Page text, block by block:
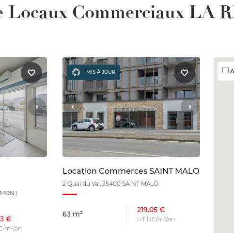
Locaux Commerciaux LA
€
m²/an
MIS À JOUR
Location Commerces SAINT MALO
2 Quai du Val, 35400 SAINT MALO
63 m² 219.05 €
HT HC/m²/an